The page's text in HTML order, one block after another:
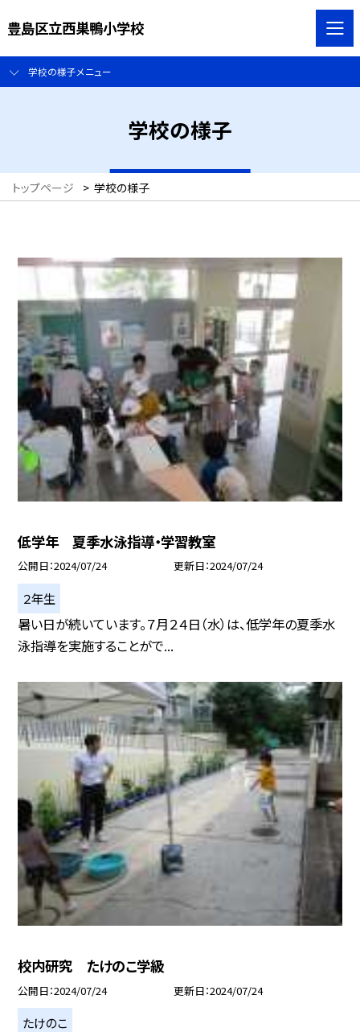
豊島区立西巣鴨小学校
学校の様子メニュー
学校の様子
トップページ > 学校の様子
低学年 夏季水泳指導・学習教室
公開日 2024/07/24 更新日 2024/07/24
２年生
暑い日が続いています。７月２４日（水）は、低学年の夏季水
泳指導を実施することがで...
校内研究 たけのこ学級
公開日 2024/07/24 更新日 2024/07/24
たけのこ